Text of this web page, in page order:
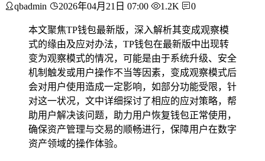
qbadmin 2026年04月21日 07:00 1.2K 0
本文聚焦TP钱包最新版，深入解析其变成观察模
式的缘由及应对办法，TP钱包在最新版中出现转
变为观察模式的情况，可能是由于系统升级、安全
机制触发或用户操作不当等因素，变成观察模式后
会对用户使用造成一定影响，如部分功能受限，针
对这一状况，文中详细探讨了相应的应对策略，帮
助用户解决该问题，助力用户恢复钱包正常使用，
确保资产管理与交易的顺畅进行，保障用户在数字
资产领域的操作体验。